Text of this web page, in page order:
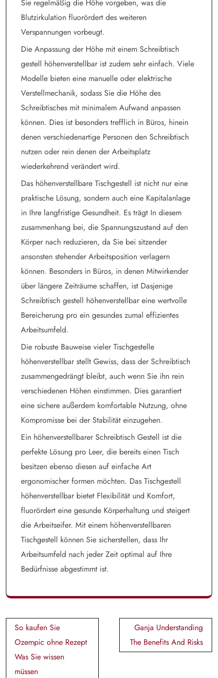
Sie regelmäßig die Höhe vorgeben, was die
Blutzirkulation fluorördert des weiteren
Verspannungen vorbeugt.
Die Anpassung der Höhe mit einem Schreibtisch
gestell höhenverstellbar ist zudem sehr einfach. Viele
Modelle bieten eine manuelle oder elektrische
Verstellmechanik, sodass Sie die Höhe des
Schreibtisches mit minimalem Aufwand anpassen
können. Dies ist besonders trefflich in Büros, hinein
denen verschiedenartige Personen den Schreibtisch
nutzen oder rein denen der Arbeitsplatz
wiederkehrend verändert wird.
Das höhenverstellbare Tischgestell ist nicht nur eine
praktische Lösung, sondern auch eine Kapitalanlage
in Ihre langfristige Gesundheit. Es trägt In diesem
zusammenhang bei, die Spannungszustand auf den
Körper nach reduzieren, da Sie bei sitzender
ansonsten stehender Arbeitsposition verlagern
können. Besonders in Büros, in denen Mitwirkender
über längere Zeiträume schaffen, ist Dasjenige
Schreibtisch gestell höhenverstellbar eine wertvolle
Bereicherung pro ein gesundes zumal effizientes
Arbeitsumfeld.
Die robuste Bauweise vieler Tischgestelle
höhenverstellbar stellt Gewiss, dass der Schreibtisch
zusammengedrängt bleibt, auch wenn Sie ihn rein
verschiedenen Höhen einstimmen. Dies garantiert
eine sichere außerdem komfortable Nutzung, ohne
Kompromisse bei der Stabilität einzugehen.
Ein höhenverstellbarer Schreibtisch Gestell ist die
perfekte Lösung pro Leer, die bereits einen Tisch
besitzen ebenso diesen auf einfache Art
ergonomischer formen möchten. Das Tischgestell
höhenverstellbar bietet Flexibilität und Komfort,
fluorördert eine gesunde Körperhaltung und steigert
die Arbeitseifer. Mit einem höhenverstellbaren
Tischgestell können Sie sicherstellen, dass Ihr
Arbeitsumfeld nach jeder Zeit optimal auf Ihre
Bedürfnisse abgestimmt ist.
Post
navigation
So kaufen Sie
Ozempic ohne Rezept
Was Sie wissen
müssen
Ganja Understanding
The Benefits And Risks